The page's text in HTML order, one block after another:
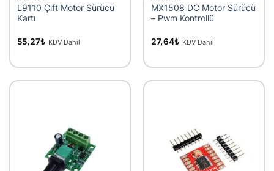
L9110 Çift Motor Sürücü
Kartı
55,27₺ KDV Dahil
MX1508 DC Motor Sürücü
– Pwm Kontrollü
27,64₺ KDV Dahil